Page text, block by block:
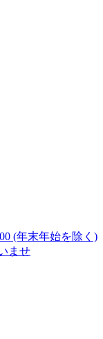
(年末年始を除く)
ませ